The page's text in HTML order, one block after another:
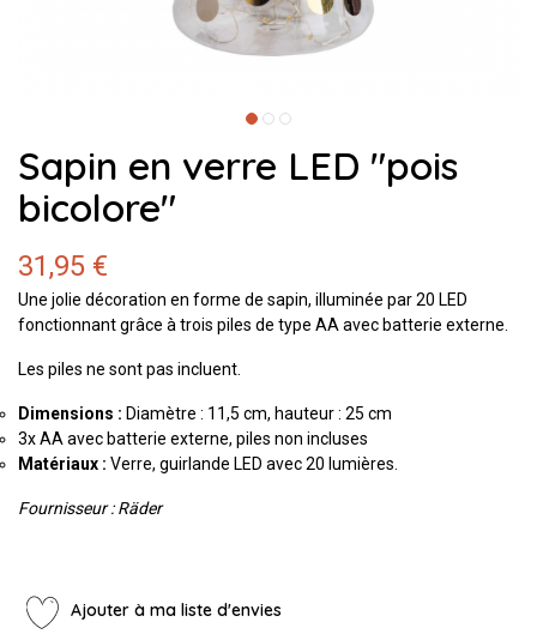
Sapin en verre LED "pois
bicolore"
31,95 €
Une jolie décoration en forme de sapin, illuminée par 20 LED
fonctionnant grâce à trois piles de type AA avec batterie externe.
Les piles ne sont pas incluent.
Dimensions : Diamètre : 11,5 cm, hauteur : 25 cm
3x AA avec batterie externe, piles non incluses
Matériaux : Verre, guirlande LED avec 20 lumières.
Fournisseur : Räder
Ajouter à ma liste d'envies